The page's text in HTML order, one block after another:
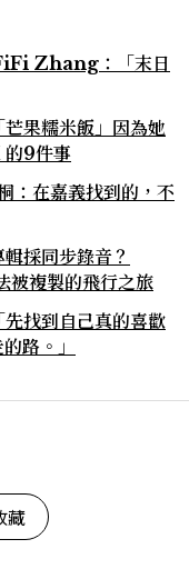
Zhang：「末日
果糯米飯」因為她
9件事
：在嘉義找到的，不
採同步錄音？
複製的飛行之旅
找到自己真的喜歡
路。」
藏